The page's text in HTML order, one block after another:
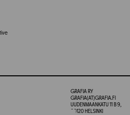
GRAFIA RY
GRAFIA(AT)GRAFIA.FI
UUDENMAANKATU 11 B 9,
00120 HELSINKI